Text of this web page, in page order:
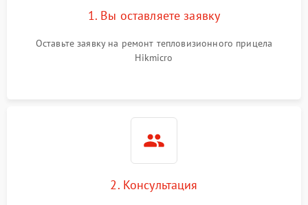
1. Вы оставляете заявку
Оставьте заявку на ремонт тепловизионного прицела
Hikmicro
2. Консультация